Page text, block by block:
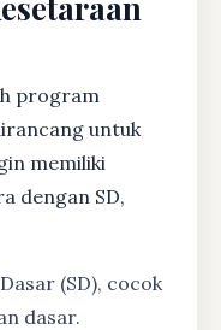
program
untuk
memiliki
dengan SD,
(SD), cocok
dasar.